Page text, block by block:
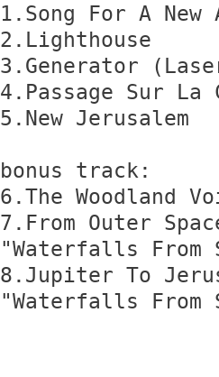
1.Song For A New
2.Lighthouse
3.Generator
4.Passage Sur
5.New Jerusalem
bonus track:
6.The Woodland
7.From Outer
"Waterfalls From
8.Jupiter To
"Waterfalls From